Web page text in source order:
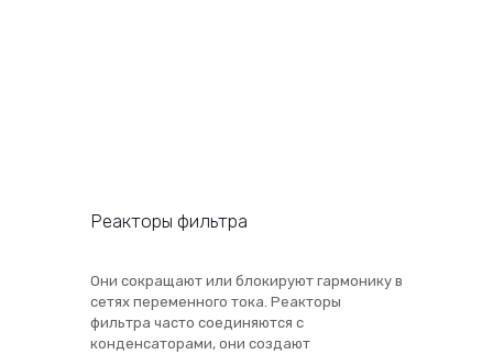
Реакторы фильтра
Они сокращают или блокируют гармонику в
сетях переменного тока. Реакторы
фильтра часто соединяются с
конденсаторами, они создают